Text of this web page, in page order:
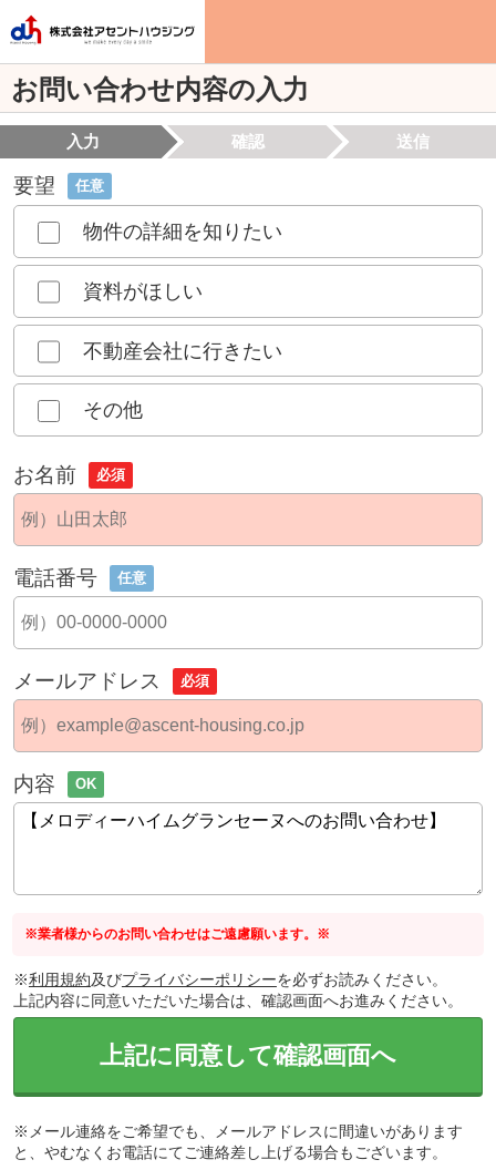
お問い合わせ内容の入力
入力 確認 送信
要望 任意
物件の詳細を知りたい
資料がほしい
不動産会社に行きたい
その他
お名前 必須
電話番号 任意
メールアドレス 必須
内容 OK
※業者様からのお問い合わせはご遠慮願います。※
※利用規約及びプライバシーポリシーを必ずお読みください。
上記内容に同意いただいた場合は、確認画面へお進みください。
上記に同意して確認画面へ
※メール連絡をご希望でも、メールアドレスに間違いがあります
と、やむなくお電話にてご連絡差し上げる場合もございます。